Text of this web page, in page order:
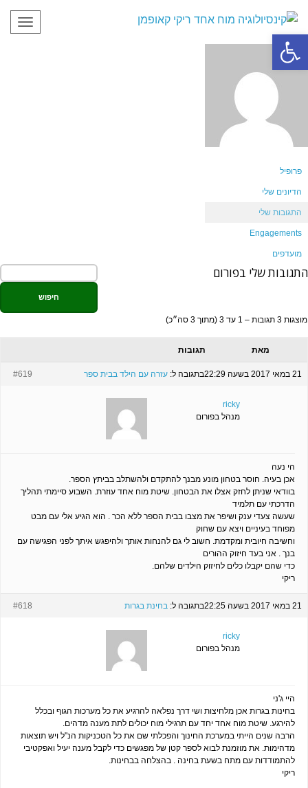
פרופיל
הדיונים שלי
התגובות שלי
Engagements
מועדפים
התגובות שלי בפורום
מוצגות 3 תגובות – 1 עד 3 (מתוך 3 סה״כ)
מאת תגובות
21 במאי 2017 בשעה 22:29 בתגובה ל: עזרה עם הילד בבית ספר #619
ricky
מנהל בפורום
הי נעה
אכן בעיה. חוסר בטחון מונע מבנך להתקדם ולהשתלב בביתץ הספר.
בוודאי שניתן לחזק אצלו את הבטחון. שיטת מוח אחד עוזרת. השבוע סיימתי תהליך
הדרכתי עם תלמיד
שעשה צעדי ענק ושיפר את מצבו בבית הספר ללא הכר . הוא הגיע אלי עם מבט
מפוחד בעיניים ויצא עם שחוק
וחשיבה חיובית ומקדמת. חשוב לי גם להנחות אותך ולהיפגש איתך לפני הפגישה עם
בנך . אני בעד חיזוק ההורים
כדי שהם יקבלו כלים לחיזוק הילדים שלהם.
ריקי
21 במאי 2017 בשעה 22:25 בתגובה ל: בחינת בגרות #618
ricky
מנהל בפורום
היי ג'ני
בחינות בגרות אכן מלחיצות ושי דרך נפלאה להרגיע את כל מערכות הגוף ובכלל
להירגע. שיטת מוח אחד יחד עם תרגילי מוח יכולים לתת מענה מדהים.
הרבה שנים הייתי במערכת החינוך והפכלתי שם את כל הטכניקות הנ"ל ויש תוצאות
מדהימות. את מוזמנת לבוא לספר קטן של מפגשים כדי לקבל מענה יעיל ואפקטיבי
להתמודדות עם מתח בשעת בחינה . בהצלחה בבחינות.
ריקי
פתח סרגל נגישות